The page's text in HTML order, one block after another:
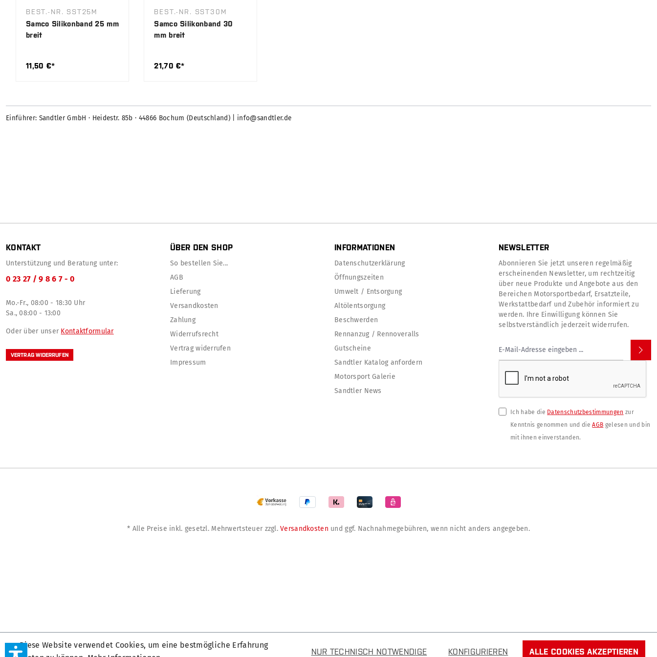
BEST.-NR. SST25M
Samco Silikonband 25 mm
breit
11,50 €*
BEST.-NR. SST30M
Samco Silikonband 30
mm breit
21,70 €*
Einführer: Sandtler GmbH · Heidestr. 85b · 44866 Bochum (Deutschland) | info@sandtler.de
KONTAKT
Unterstützung und Beratung unter:
0 23 27 / 9 8 6 7 - 0
Mo.-Fr., 08:00 - 18:30 Uhr
Sa., 08:00 - 13:00
Oder über unser Kontaktformular
VERTRAG WIDERRUFEN
ÜBER DEN SHOP
So bestellen Sie...
AGB
Lieferung
Versandkosten
Zahlung
Widerrufsrecht
Vertrag widerrufen
Impressum
INFORMATIONEN
Datenschutzerklärung
Öffnungszeiten
Umwelt / Entsorgung
Altölentsorgung
Beschwerden
Rennanzug / Rennoveralls
Gutscheine
Sandtler Katalog anfordern
Motorsport Galerie
Sandtler News
NEWSLETTER
Abonnieren Sie jetzt unseren regelmäßig
erscheinenden Newsletter, um rechtzeitig
über neue Produkte und Angebote aus den
Bereichen Motorsportbedarf, Ersatzteile,
Werkstattbedarf und Zubehör informiert zu
werden. Ihre Einwilligung können Sie
selbstverständlich jederzeit widerrufen.
Ich habe die Datenschutzbestimmungen zur
Kenntnis genommen und dieAGB gelesen und bin
mit ihnen einverstanden.
* Alle Preise inkl. gesetzl. Mehrwertsteuer zzgl.Versandkosten und ggf. Nachnahmegebühren, wenn nicht anders angegeben.
Diese Website verwendet Cookies, um eine bestmögliche Erfahrung
NUR TECHNISCH NOTWENDIGE KONFIGURIEREN ALLE COOKIES AKZEPTIEREN